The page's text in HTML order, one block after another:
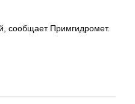
сообщает Примгидромет.